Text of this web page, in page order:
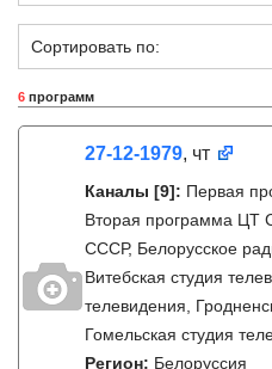
Сортировать по:
6 программ
27-12-1979, чт
Каналы [9]: Первая
Вторая программа ЦТ
СССР, Белорусское
Витебская студия
телевидения,
Гомельская студия
Регион: Белоруссия